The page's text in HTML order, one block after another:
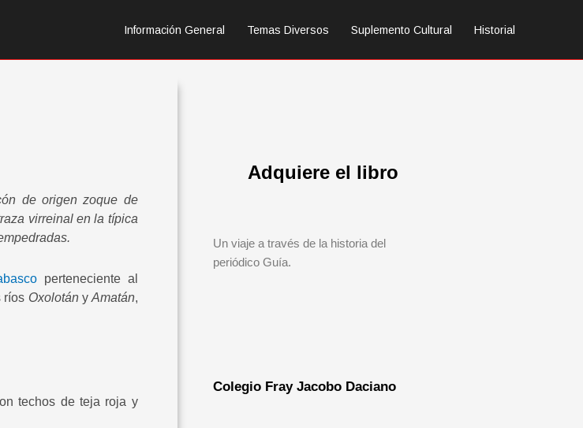
Información General Temas Diversos Suplemento Cultural Historial
de origen zoque de
virreinal en la típica
perteneciente al
ríos Oxolotány Amatán,
techos de teja roja y
Adquiere el libro
Un viaje a través de la historia del
periódico Guía.
Colegio Fray Jacobo Daciano